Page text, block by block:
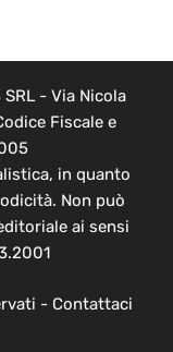
- Via Nicola
Fiscale e
in quanto
Non può
ai sensi
- Contattaci